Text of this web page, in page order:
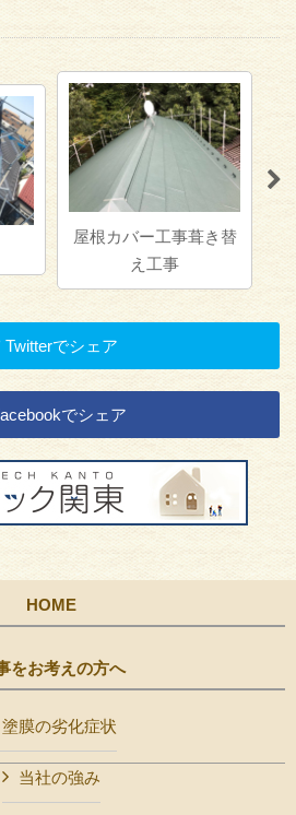
屋根カバー工事葺き替
え工事
Twitterでシェア
でシェア
HOME
をお考えの方へ
塗膜の劣化症状
当社の強み